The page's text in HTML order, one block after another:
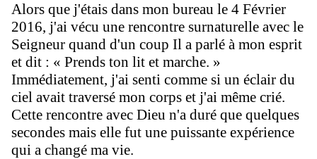
Alors que j'étais dans mon bureau le 4 Février
2016, j'ai vécu une rencontre surnaturelle avec le
Seigneur quand d'un coup Il a parlé à mon esprit
et dit : « Prends ton lit et marche. »
Immédiatement, j'ai senti comme si un éclair du
ciel avait traversé mon corps et j'ai même crié.
Cette rencontre avec Dieu n'a duré que quelques
secondes mais elle fut une puissante expérience
qui a changé ma vie.